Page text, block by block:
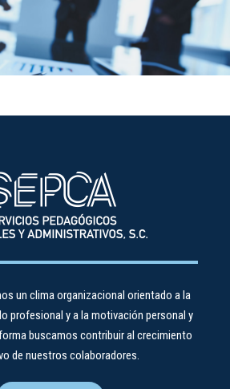
un clima organizacional orientado a la
profesional y a la motivación personal y
buscamos contribuir al crecimiento
de nuestros colaboradores.